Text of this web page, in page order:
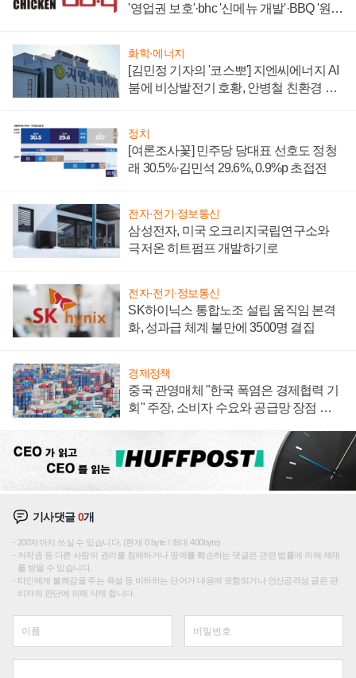
'영업권 보호'·bhc '신메뉴 개발'·BBQ '원가
화학·에너지
[김민정 기자의 '코스뽀'] 지엔씨에너지 AI
붐에 비상발전기 호황, 안병철 친환경 에
정치
[여론조사꽃] 민주당 당대표 선호도 정청
래 30.5%·김민석 29.6%, 0.9%p 초접전
전자·전기·정보통신
삼성전자, 미국 오크리지국립연구소와
극저온 히트펌프 개발하기로
전자·전기·정보통신
SK하이닉스 통합노조 설립 움직임 본격
화, 성과급 체계 불만에 3500명 결집
경제정책
중국 관영매체 "한국 폭염은 경제협력 기
회" 주장, 소비자 수요와 공급망 장점 강
기사댓글0개
200자까지 쓰실 수 있습니다. (현재 0 byte / 최대 400byte)
저작권 등 다른 사람의 권리를 침해하거나 명예를 훼손하는 댓글은 관련 법률에 의해 제재
를 받을 수 있습니다.
타인에게 불쾌감을 주는 욕설 등 비하하는 단어가 내용에 포함되거나 인신공격성 글은 관
리자의 판단에 의해 삭제 합니다.